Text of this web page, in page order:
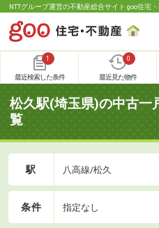
NTTグループ運営の不動産総合サイト goo住宅
1
最近検索した条件
0
最近見た物件
松久駅(埼玉県)の中古一
覧
駅 八高線/松久
条件 指定なし